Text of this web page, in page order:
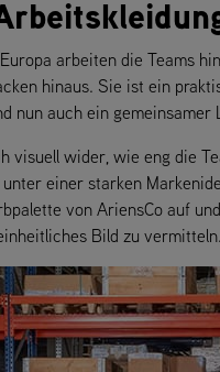
arbeiten die Teams
hinaus. Sie ist ein
nun auch ein gemeinsamer
visuell wider, wie eng die
einer starken
von AriensCo auf
Bild zu vermitteln.